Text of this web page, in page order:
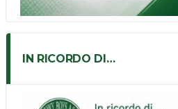
IN RICORDO DI…